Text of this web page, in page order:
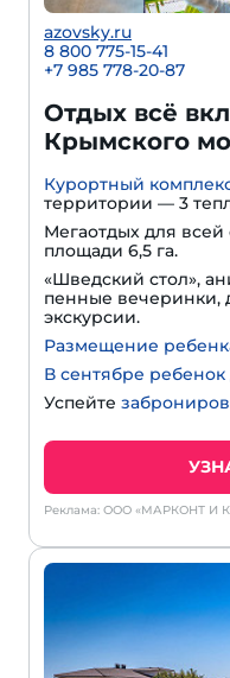
azovsky.ru
8 800 775-15-41
+7 985 778-20-87
Отдых всё
Крымского
Курортный
территории — 3
Мегаотдых для
площади 6,5 га.
«Шведский стол»,
пенные вечеринки,
экскурсии.
Размещение
В сентябре ребенок
Успейте
Реклама: ООО «МАРКОНТ И